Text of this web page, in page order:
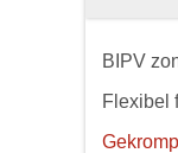
BIPV
Flexibel